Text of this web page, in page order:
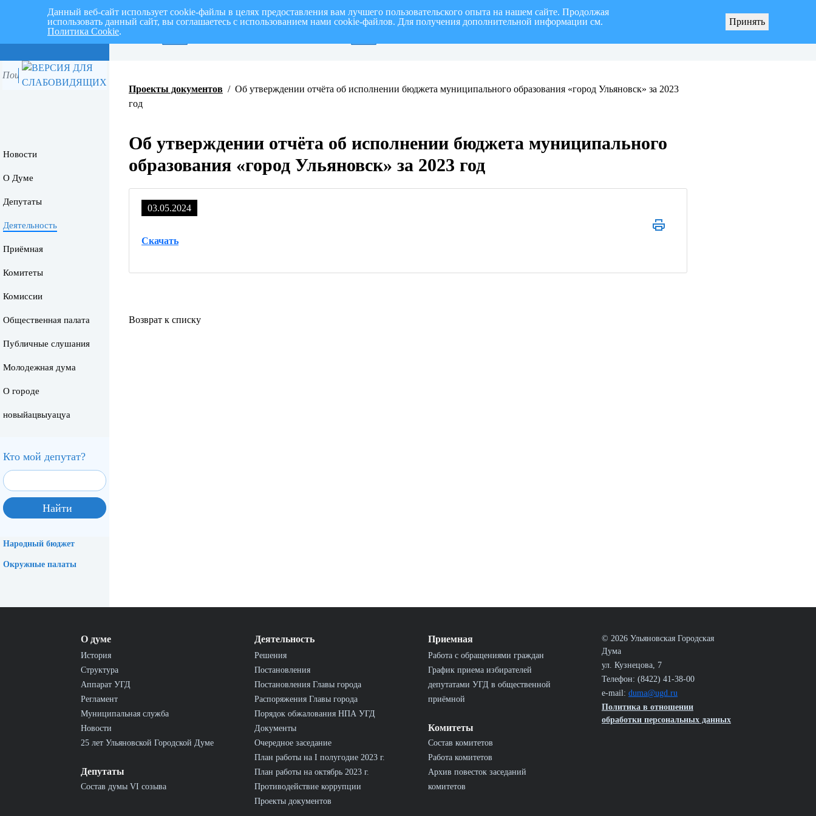
О мерах по
Новости
О Думе
Депутаты
Деятельность
Приёмная
Комитеты
Комиссии
Общественная палата
Публичные слушания
Молодежная дума
О городе
новыйацвыуацуа
Кто мой депутат?
Народный бюджет
Окружные палаты
Проекты документов / Об утверждении отчёта об исполнении бюджета муниципального образования «город Ульяновск» за 2023
год
Об утверждении отчёта об исполнении бюджета муниципального
образования «город Ульяновск» за 2023 год
03.05.2024
Скачать
Возврат к списку
О думе
История
Структура
Аппарат УГД
Регламент
Муниципальная служба
Новости
25 лет Ульяновской Городской Думе
Депутаты
Состав думы VI созыва
Деятельность
Решения
Постановления
Постановления Главы города
Распоряжения Главы города
Порядок обжалования НПА УГД
Документы
Очередное заседание
План работы на I полугодие 2023 г.
План работы на октябрь 2023 г.
Противодействие коррупции
Проекты документов
Приемная
Работа с обращениями граждан
График приема избирателей
депутатами УГД в общественной
приёмной
Комитеты
Состав комитетов
Работа комитетов
Архив повесток заседаний
комитетов
© 2026 Ульяновская Городская
Дума
ул. Кузнецова, 7
Телефон: (8422) 41-38-00
e-mail: duma@ugd.ru
Политика в отношении
обработки персональных данных
Данный веб-сайт использует cookie-файлы в целях предоставления вам лучшего пользовательского опыта на нашем сайте. Продолжая
использовать данный сайт, вы соглашаетесь с использованием нами cookie-файлов. Для получения дополнительной информации см.
Политика Cookie.
Принять